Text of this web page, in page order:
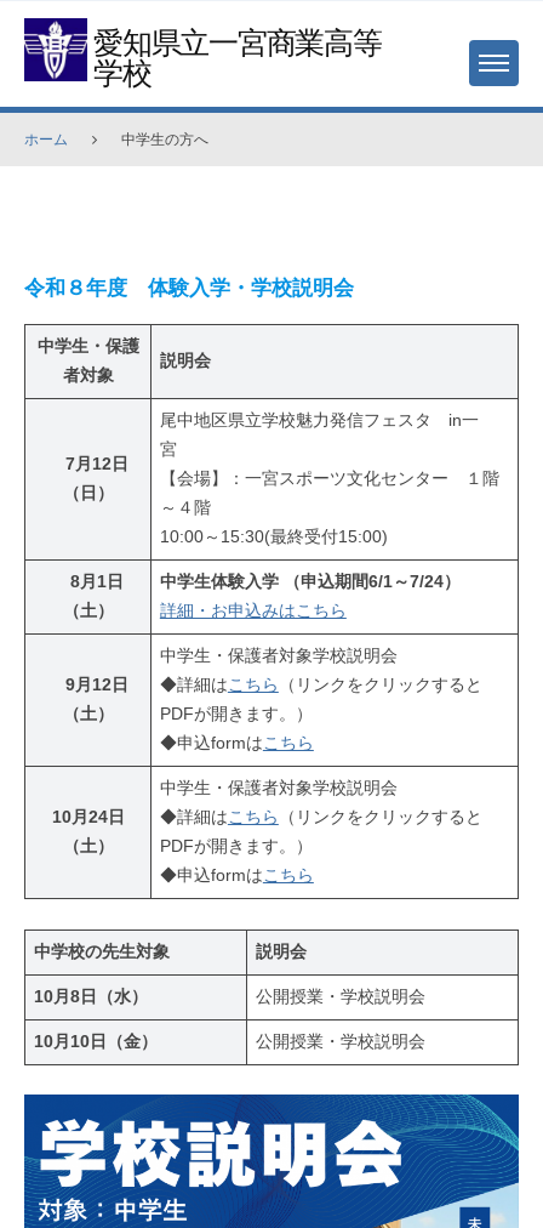
Skip
content
愛知県立一宮商業高等
学校
MENU
ホーム 中学生の方へ
学
の
へ
21
令和８年度 体験入学・学校説明会
中学生・保護
者対象
説明会
7月12日
（日）
尾中地区県立学校魅力発信フェスタ in一
宮
【会場】：一宮スポーツ文化センター １階
～４階
10:00～15:30(最終受付15:00)
8月1日
（土）
中学生体験入学
（申込期間6/1～7/24）
詳細・お申込みはこちら
9月12日
（土）
中学生・保護者対象学校説明会
◆詳細はこちら
（リンクをクリックすると
PDFが開きます。）
◆申込formはこちら
10月24日
（土）
中学生・保護者対象学校説明会
◆詳細はこちら
（リンクをクリックすると
PDFが開きます。）
◆申込formはこちら
中学校の先生対象 説明会
10月8日（水） 公開授業・学校説明会
10月10日（金） 公開授業・学校説明会